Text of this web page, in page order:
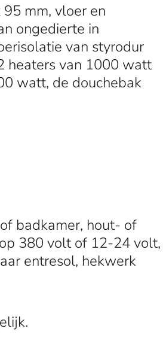
mm, vloer en
ongedierte in
van styrodur
heaters van 1000 watt
watt, de douchebak
badkamer, hout- of
380 volt of 12-24 volt,
entresol, hekwerk